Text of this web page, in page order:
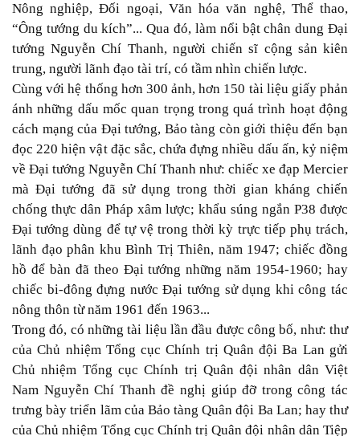
Nông nghiệp, Đối ngoại, Văn hóa văn nghệ, Thể thao,
“Ông tướng du kích”... Qua đó, làm nổi bật chân dung Đại
tướng Nguyễn Chí Thanh, người chiến sĩ cộng sản kiên
trung, người lãnh đạo tài trí, có tầm nhìn chiến lược.
Cùng với hệ thống hơn 300 ảnh, hơn 150 tài liệu giấy phản
ánh những dấu mốc quan trọng trong quá trình hoạt động
cách mạng của Đại tướng, Bảo tàng còn giới thiệu đến bạn
đọc 220 hiện vật đặc sắc, chứa đựng nhiều dấu ấn, kỷ niệm
về Đại tướng Nguyễn Chí Thanh như: chiếc xe đạp Mercier
mà Đại tướng đã sử dụng trong thời gian kháng chiến
chống thực dân Pháp xâm lược; khẩu súng ngắn P38 được
Đại tướng dùng để tự vệ trong thời kỳ trực tiếp phụ trách,
lãnh đạo phân khu Bình Trị Thiên, năm 1947; chiếc đồng
hồ để bàn đã theo Đại tướng những năm 1954-1960; hay
chiếc bi-đông đựng nước Đại tướng sử dụng khi công tác
nông thôn từ năm 1961 đến 1963...
Trong đó, có những tài liệu lần đầu được công bố, như: thư
của Chủ nhiệm Tổng cục Chính trị Quân đội Ba Lan gửi
Chủ nhiệm Tổng cục Chính trị Quân đội nhân dân Việt
Nam Nguyễn Chí Thanh đề nghị giúp đỡ trong công tác
trưng bày triển lãm của Bảo tàng Quân đội Ba Lan; hay thư
của Chủ nhiệm Tổng cục Chính trị Quân đội nhân dân Tiệp